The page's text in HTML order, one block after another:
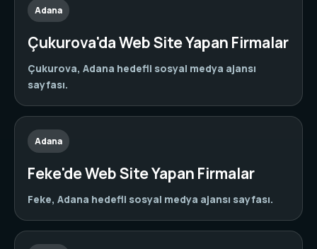
Adana
Çukurova'da Web Site Yapan Firmalar
Çukurova, Adana hedefli sosyal medya ajansı
sayfası.
Adana
Feke'de Web Site Yapan Firmalar
Feke, Adana hedefli sosyal medya ajansı sayfası.